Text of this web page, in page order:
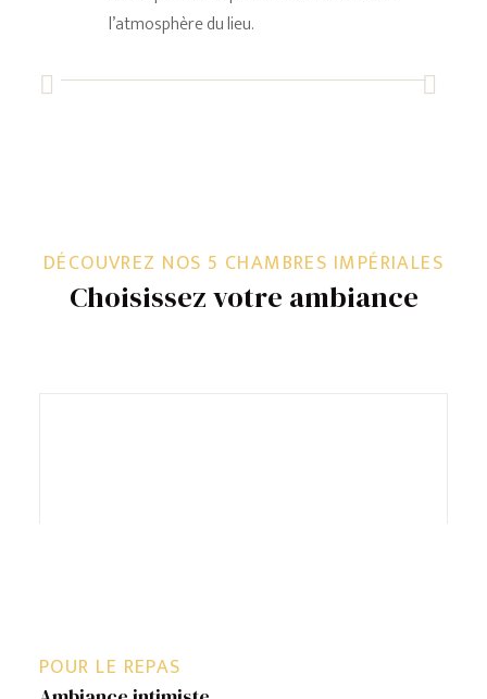
l’atmosphère du lieu.
Choisissez votre ambiance
DÉCOUVREZ NOS 5 CHAMBRES IMPÉRIALES
POUR LE REPAS